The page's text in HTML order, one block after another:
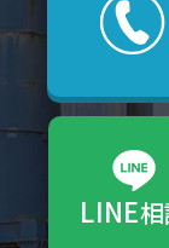
LINE